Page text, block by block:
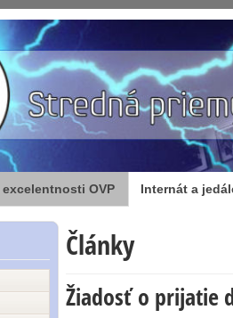
OVP Internát a
Články
Žiadosť o prijatie